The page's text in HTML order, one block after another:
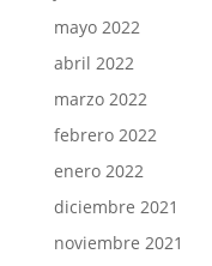
mayo 2022
abril 2022
marzo 2022
febrero 2022
enero 2022
diciembre 2021
noviembre 2021